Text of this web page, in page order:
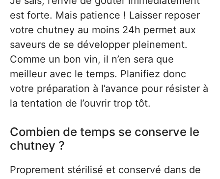
est forte. Mais patience ! Laisser reposer
votre chutney au moins 24h permet aux
saveurs de se développer pleinement.
Comme un bon vin, il n’en sera que
meilleur avec le temps. Planifiez donc
votre préparation à l’avance pour résister à
la tentation de l’ouvrir trop tôt.
Combien de temps se conserve le
chutney ?
Proprement stérilisé et conservé dans de